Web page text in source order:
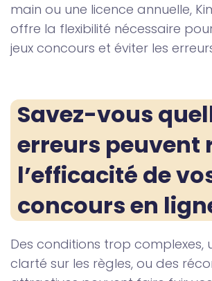
main ou une licence annuelle,
offre la flexibilité nécessaire
jeux concours et éviter les
Savez-vous
erreurs peuvent
l’efficacité de
concours en
Des conditions trop complexes,
clarté sur les règles, ou des